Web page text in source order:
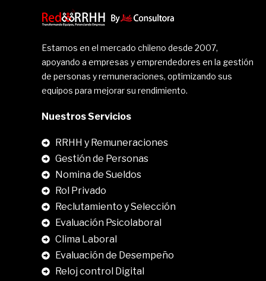
Estamos en el mercado chileno desde 2007,
apoyando a empresas y emprendedores en la gestión
de personas y remuneraciones, optimizando sus
equipos para mejorar su rendimiento.
Nuestros Servicios
RRHH y Remuneraciones
Gestión de Personas
Nomina de Sueldos
Rol Privado
Reclutamiento y Selección
Evaluación Psicolaboral
Clima Laboral
Evaluación de Desempeño
Reloj control Digital